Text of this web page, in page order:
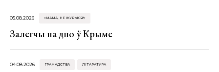
05.08.2026 «МАМА, НЕ ЖУРЫСЯ!»
Залегчы на дно ў Крыме
04.08.2026 ГРАМАДСТВА ЛІТАРАТУРА